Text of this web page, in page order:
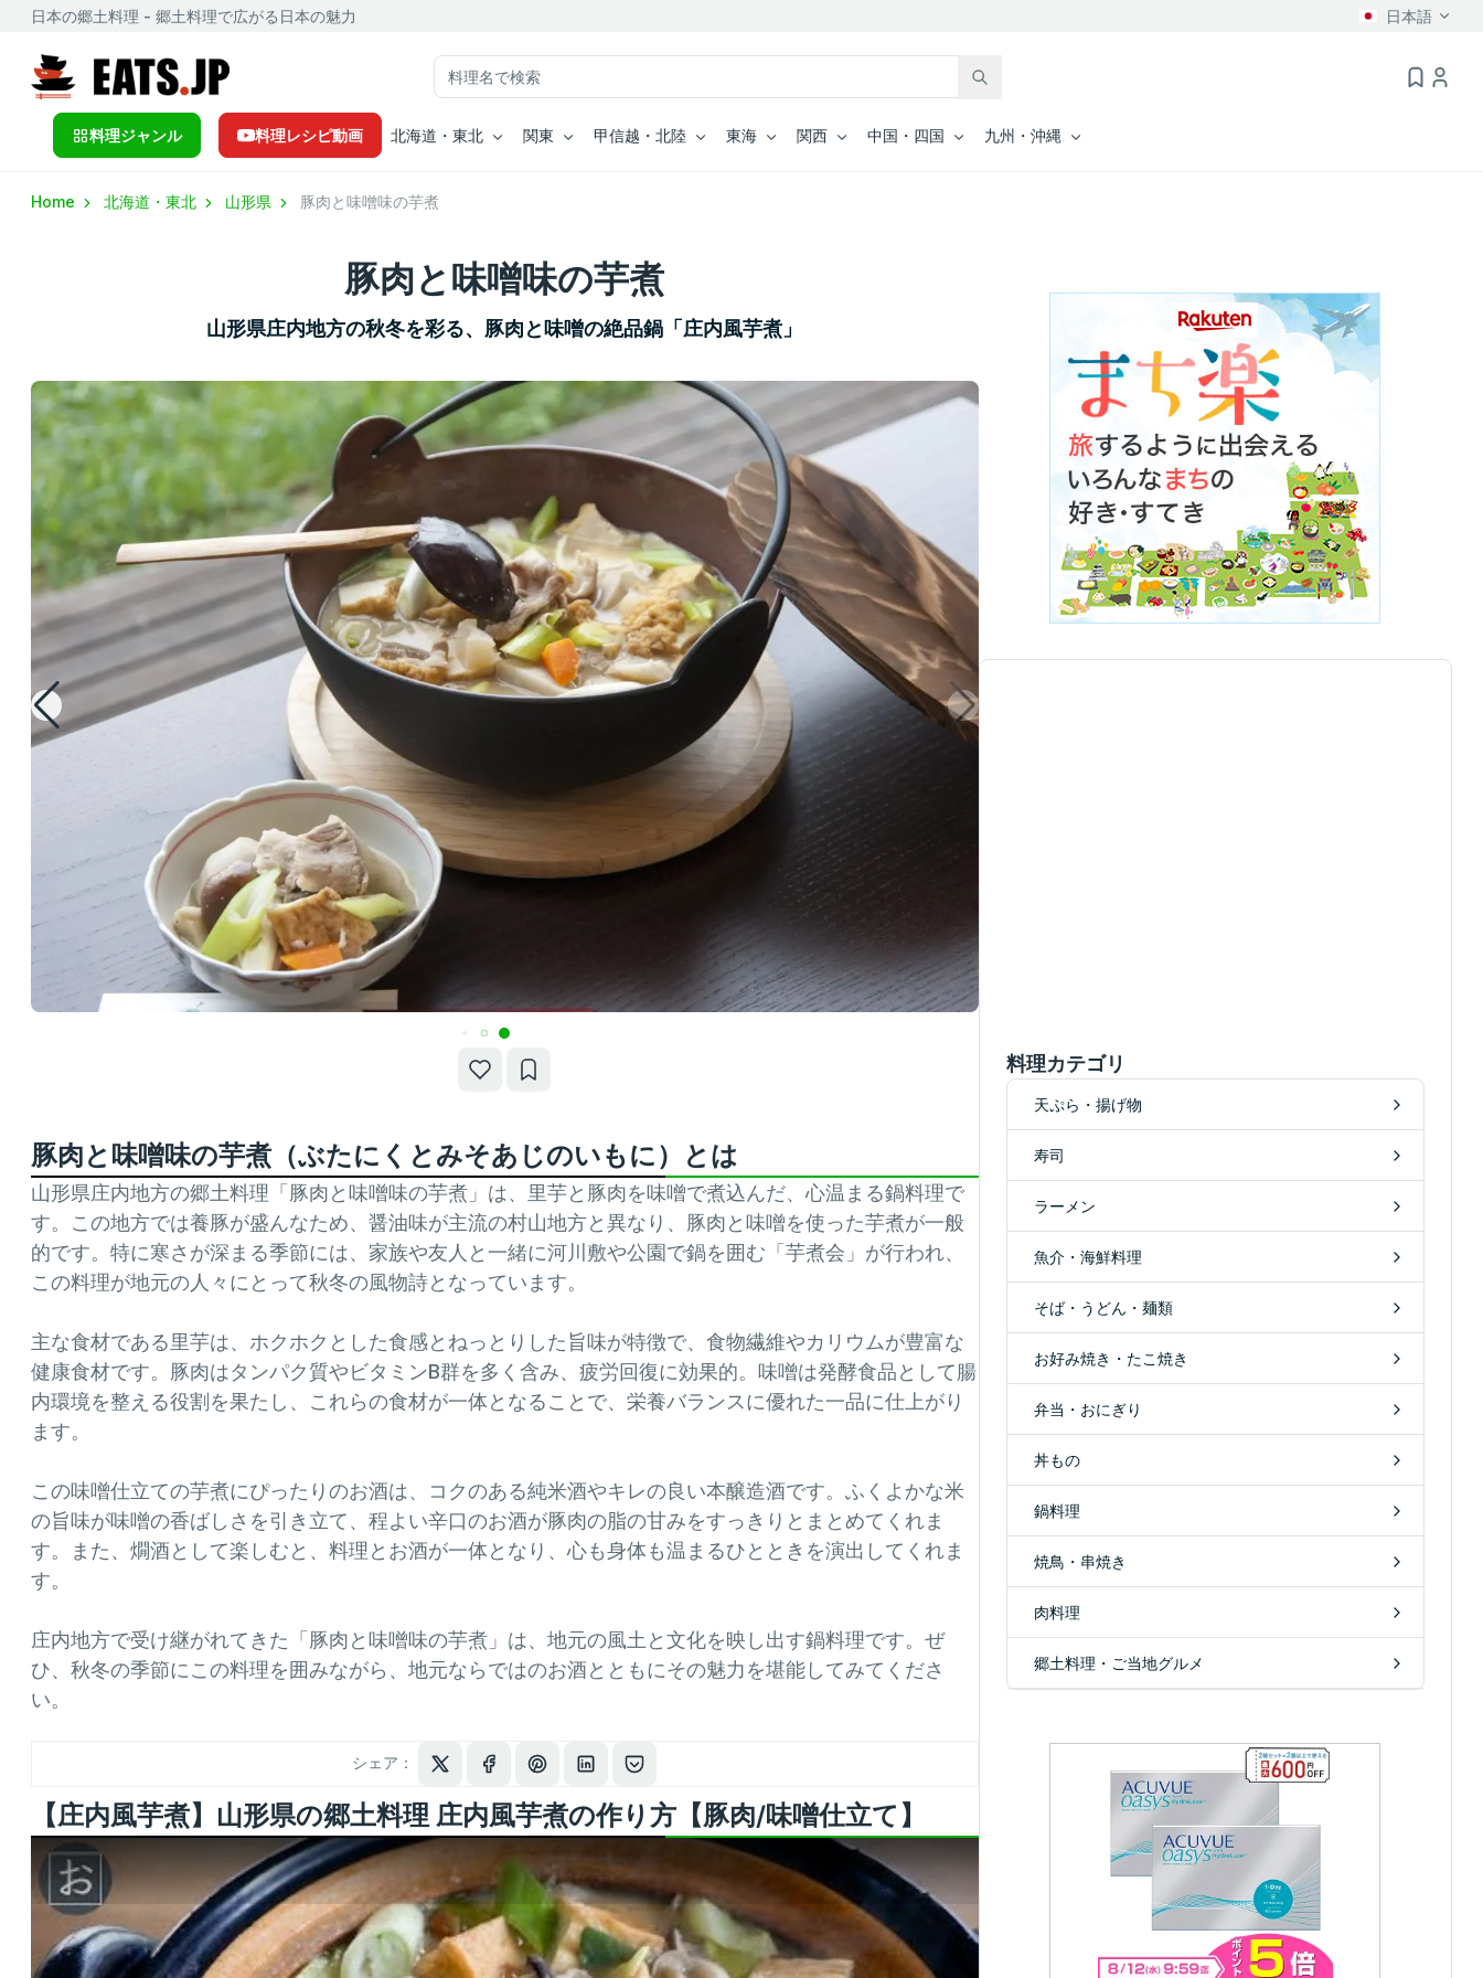
日本の郷土料理 - 郷土料理で広がる日本の魅力 日本語
料理ジャンル 料理レシピ動画 北海道・東北 関東 甲信越・北陸 東海 関西 中国・四国 九州・沖縄
Home 北海道・東北 山形県 豚肉と味噌味の芋煮
豚肉と味噌味の芋煮
山形県庄内地方の秋冬を彩る、豚肉と味噌の絶品鍋「庄内風芋煮」
豚肉と味噌味の芋煮（ぶたにくとみそあじのいもに）とは
山形県庄内地方の郷土料理「豚肉と味噌味の芋煮」は、里芋と豚肉を味噌で煮込んだ、心温まる鍋料理で
す。この地方では養豚が盛んなため、醤油味が主流の村山地方と異なり、豚肉と味噌を使った芋煮が一般
的です。特に寒さが深まる季節には、家族や友人と一緒に河川敷や公園で鍋を囲む「芋煮会」が行われ、
この料理が地元の人々にとって秋冬の風物詩となっています。
主な食材である里芋は、ホクホクとした食感とねっとりした旨味が特徴で、食物繊維やカリウムが豊富な
健康食材です。豚肉はタンパク質やビタミンB群を多く含み、疲労回復に効果的。味噌は発酵食品として腸
内環境を整える役割を果たし、これらの食材が一体となることで、栄養バランスに優れた一品に仕上がり
ます。
この味噌仕立ての芋煮にぴったりのお酒は、コクのある純米酒やキレの良い本醸造酒です。ふくよかな米
の旨味が味噌の香ばしさを引き立て、程よい辛口のお酒が豚肉の脂の甘みをすっきりとまとめてくれま
す。また、燗酒として楽しむと、料理とお酒が一体となり、心も身体も温まるひとときを演出してくれま
す。
庄内地方で受け継がれてきた「豚肉と味噌味の芋煮」は、地元の風土と文化を映し出す鍋料理です。ぜ
ひ、秋冬の季節にこの料理を囲みながら、地元ならではのお酒とともにその魅力を堪能してみてくださ
い。
シェア：
【庄内風芋煮】山形県の郷土料理 庄内風芋煮の作り方【豚肉/味噌仕立て】
料理カテゴリ
天ぷら・揚げ物
寿司
ラーメン
魚介・海鮮料理
そば・うどん・麺類
お好み焼き・たこ焼き
弁当・おにぎり
丼もの
鍋料理
焼鳥・串焼き
肉料理
郷土料理・ご当地グルメ